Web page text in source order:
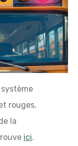
rouges,
la
ici.